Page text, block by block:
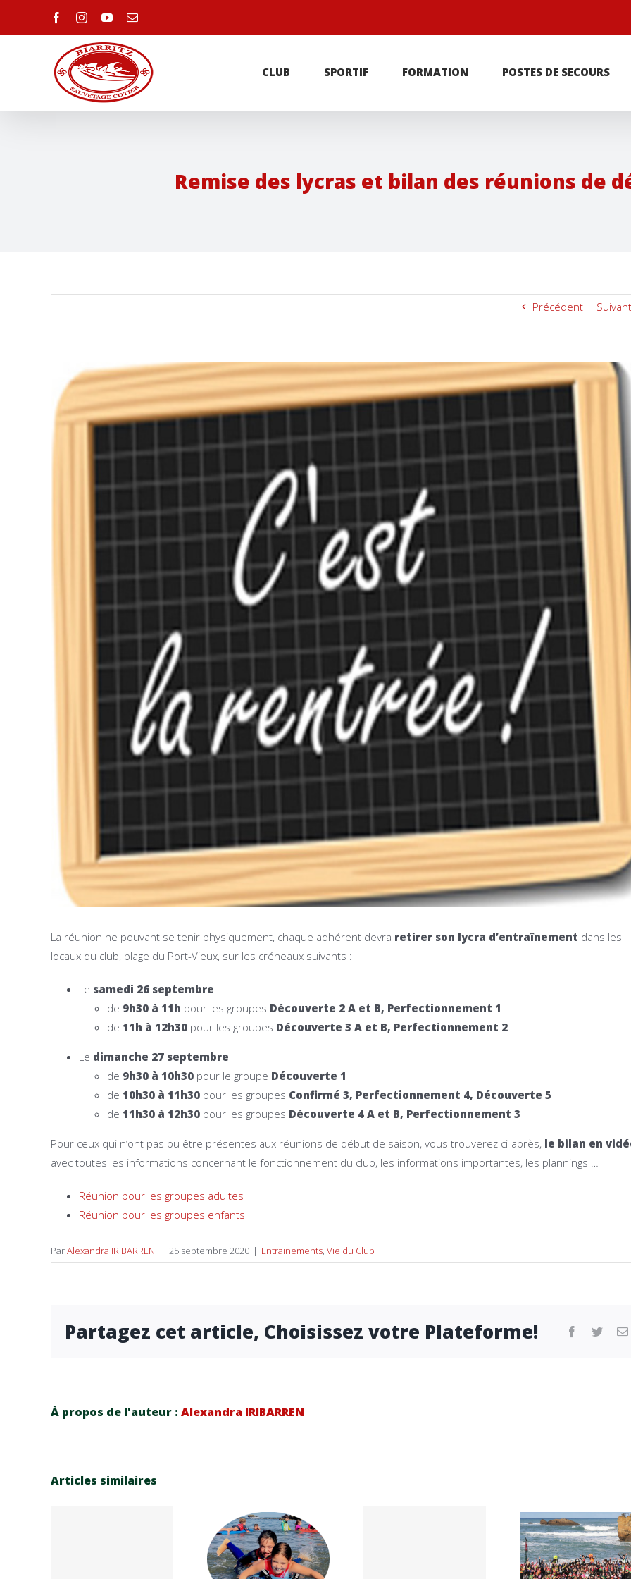
facebookinstagram
youtubeEmail
CLUB SPORTIF FORMATION POSTES DE SECOURS
Remise des lycras et bilan des réunions de
Précédent Suivant
l'image
agrandie
La réunion ne pouvant se tenir physiquement, chaque adhérent devra retirer son lycra d’entraînement dans les
locaux du club, plage du Port-Vieux, sur les créneaux suivants :
Le samedi 26 septembre
de 9h30 à 11h pour les groupes Découverte 2 A et B, Perfectionnement 1
de 11h à 12h30 pour les groupes Découverte 3 A et B, Perfectionnement 2
Le dimanche 27 septembre
de 9h30 à 10h30 pour le groupe Découverte 1
de 10h30 à 11h30 pour les groupes Confirmé 3, Perfectionnement 4, Découverte 5
de 11h30 à 12h30 pour les groupes Découverte 4 A et B, Perfectionnement 3
Pour ceux qui n’ont pas pu être présentes aux réunions de début de saison, vous trouverez ci-après, le bilan en
avec toutes les informations concernant le fonctionnement du club, les informations importantes, les plannings …
Réunion pour les groupes adultes
Réunion pour les groupes enfants
ParAlexandra IRIBARREN | 25 septembre 2020 | Entrainements, Vie du Club
Partagez cet article, Choisissez votre Plateforme! facebook
twitter
À propos de l'auteur : Alexandra IRIBARREN
Articles similaires
Les
séances
océan du